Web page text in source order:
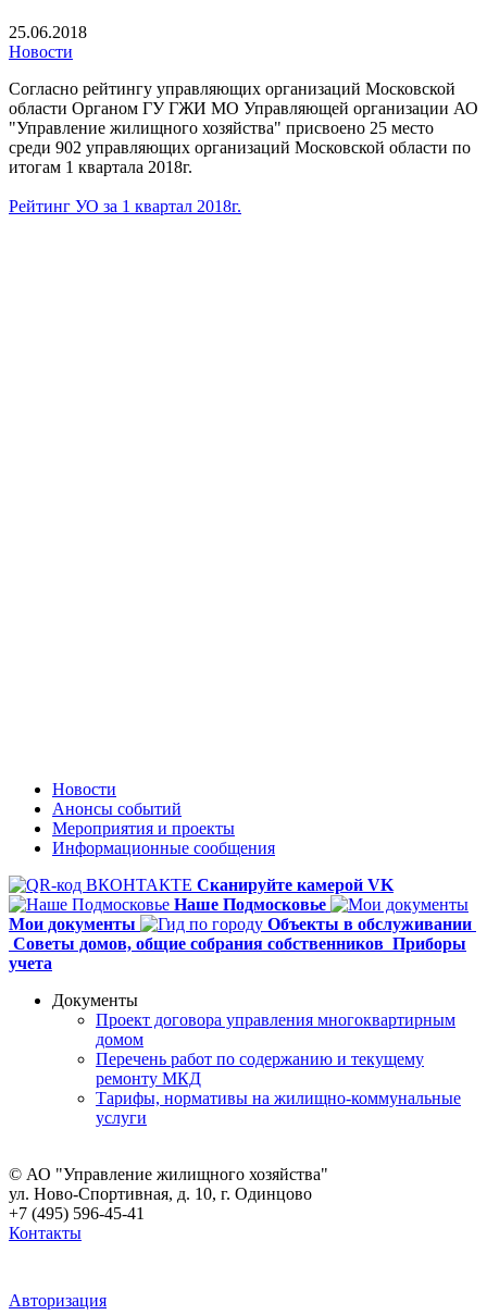
25.06.2018
Новости
Согласно рейтингу управляющих организаций Московской
области Органом ГУ ГЖИ МО Управляющей организации АО
"Управление жилищного хозяйства" присвоено 25 место
среди 902 управляющих организаций Московской области по
итогам 1 квартала 2018г.
Рейтинг УО за 1 квартал 2018г.
Новости
Анонсы событий
Мероприятия и проекты
Информационные сообщения
Сканируйте камерой VK
Наше Подмосковье
Мои документы
Объекты в обслуживании
Советы домов, общие собрания собственников Приборы
учета
Документы
Проект договора управления многоквартирным
домом
Перечень работ по содержанию и текущему
ремонту МКД
Тарифы, нормативы на жилищно-коммунальные
услуги
© АО "Управление жилищного хозяйства"
ул. Ново-Спортивная, д. 10, г. Одинцово
+7 (495) 596-45-41
Контакты
Авторизация